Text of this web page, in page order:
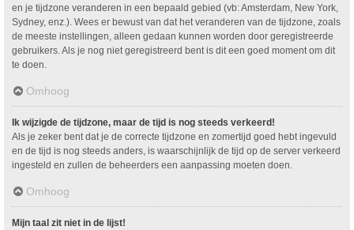
en je tijdzone veranderen in een bepaald gebied (vb: Amsterdam, New York,
Sydney, enz.). Wees er bewust van dat het veranderen van de tijdzone, zoals
de meeste instellingen, alleen gedaan kunnen worden door geregistreerde
gebruikers. Als je nog niet geregistreerd bent is dit een goed moment om dit
te doen.
Omhoog
Ik wijzigde de tijdzone, maar de tijd is nog steeds verkeerd!
Als je zeker bent dat je de correcte tijdzone en zomertijd goed hebt ingevuld
en de tijd is nog steeds anders, is waarschijnlijk de tijd op de server verkeerd
ingesteld en zullen de beheerders een aanpassing moeten doen.
Omhoog
Mijn taal zit niet in de lijst!